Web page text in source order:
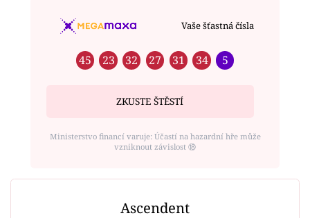
Vaše šťastná čísla
45 23 32 27 31 34 5
ZKUSTE ŠTĚSTÍ
Ministerstvo financí varuje: Účastí na hazardní hře může
vzniknout závislost ⑱
Ascendent